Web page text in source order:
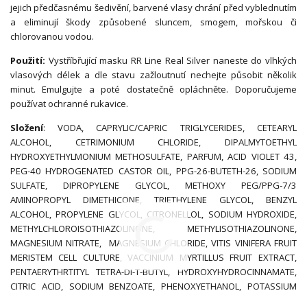
jejich předčasnému šedivění, barvené vlasy chrání před vyblednutím
a eliminují škody způsobené sluncem, smogem, mořskou či
chlorovanou vodou.
Použití: Vystříbřující masku RR Line Real Silver naneste do vlhkých
vlasových délek a dle stavu zažloutnutí nechejte působit několik
minut. Emulgujte a poté dostatečně opláchněte. Doporučujeme
používat ochranné rukavice.
Složení: VODA, CAPRYLIC/CAPRIC TRIGLYCERIDES, CETEARYL
ALCOHOL, CETRIMONIUM CHLORIDE, DIPALMYTOETHYL
HYDROXYETHYLMONIUM METHOSULFATE, PARFUM, ACID VIOLET 43,
PEG-40 HYDROGENATED CASTOR OIL, PPG-26-BUTETH-26, SODIUM
SULFATE, DIPROPYLENE GLYCOL, METHOXY PEG/PPG-7/3
AMINOPROPYL DIMETHICONE, TRIETHYLENE GLYCOL, BENZYL
ALCOHOL, PROPYLENE GLYCOL, CITRONELLOL, SODIUM HYDROXIDE,
METHYLCHLOROISOTHIAZOLINONE, METHYLISOTHIAZOLINONE,
MAGNESIUM NITRATE, MAGNESIUM CHLORIDE, VITIS VINIFERA FRUIT
MERISTEM CELL CULTURE, VACCINIUM MYRTILLUS FRUIT EXTRACT,
PENTAERYTHRTITYL TETRA-DI-T-BUTYL, HYDROXYHYDROCINNAMATE,
CITRIC ACID, SODIUM BENZOATE, PHENOXYETHANOL, POTASSIUM